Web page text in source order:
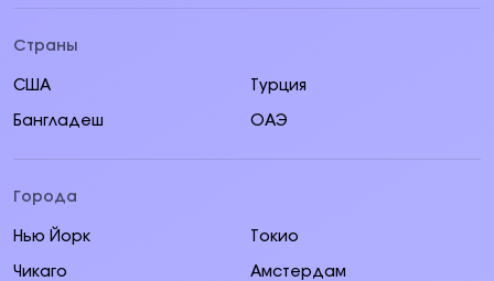
Страны
США Турция
Бангладеш ОАЭ
Города
Нью Йорк Токио
Чикаго Амстердам